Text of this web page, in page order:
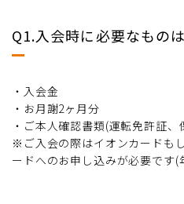
Q1.入会時に必要なもの
・入会金
・お月謝2ヶ月分
・ご本人確認書類(運転免許証、
※ご入会の際はイオンカードも
ードへのお申し込みが必要です(